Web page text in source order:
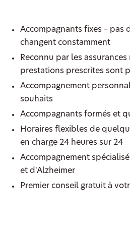
Accompagnants fixes – pas
changent constamment
Reconnu par les assurances
prestations prescrites sont
Accompagnement
souhaits
Accompagnants formés et
Horaires flexibles de
en charge 24 heures sur 24
Accompagnement
et d'Alzheimer
Premier conseil gratuit à